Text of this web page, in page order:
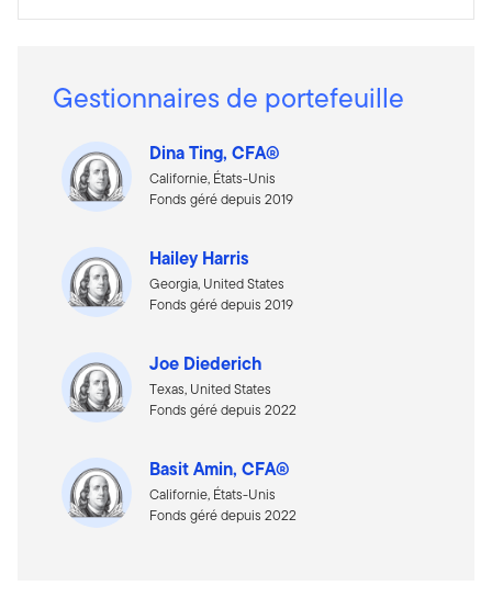
Gestionnaires de portefeuille
Dina Ting, CFA®
Californie, États-Unis
Fonds géré depuis 2019
Hailey Harris
Georgia, United States
Fonds géré depuis 2019
Joe Diederich
Texas, United States
Fonds géré depuis 2022
Basit Amin, CFA®
Californie, États-Unis
Fonds géré depuis 2022